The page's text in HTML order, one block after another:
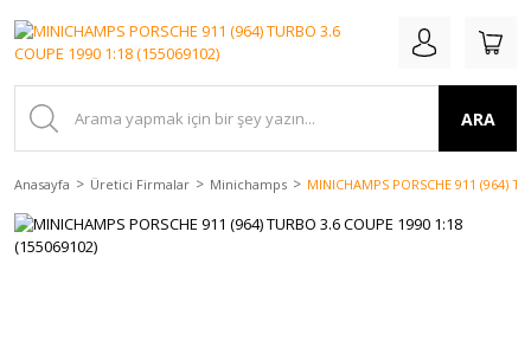
ARA
Anasayfa Üretici Firmalar Minichamps MINICHAMPS PORSCHE 911 (964)